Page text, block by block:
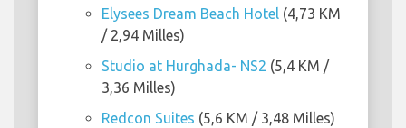
Elysees Dream Beach Hotel (4,73 KM
/ 2,94 Milles)
Studio at Hurghada- NS2 (5,4 KM /
3,36 Milles)
Redcon Suites (5,6 KM / 3,48 Milles)